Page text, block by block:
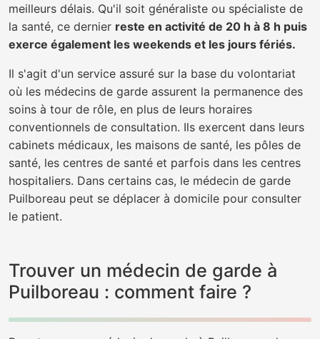
meilleurs délais. Qu'il soit généraliste ou spécialiste de
la santé, ce dernier reste en activité de 20 h à 8 h puis
exerce également les weekends et les jours fériés.
Il s'agit d'un service assuré sur la base du volontariat
où les médecins de garde assurent la permanence des
soins à tour de rôle, en plus de leurs horaires
conventionnels de consultation. Ils exercent dans leurs
cabinets médicaux, les maisons de santé, les pôles de
santé, les centres de santé et parfois dans les centres
hospitaliers. Dans certains cas, le médecin de garde
Puilboreau peut se déplacer à domicile pour consulter
le patient.
Trouver un médecin de garde à
Puilboreau : comment faire ?